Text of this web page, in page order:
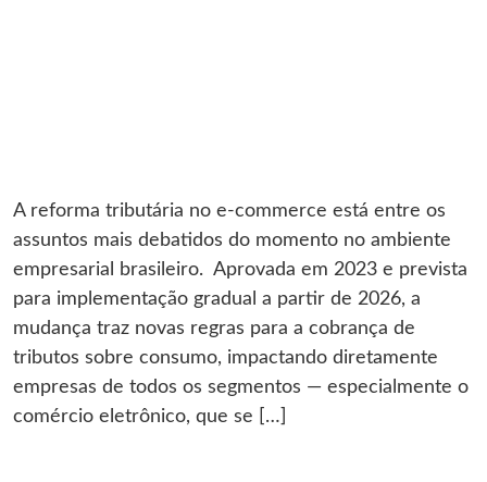
A reforma tributária no e-commerce está entre os
assuntos mais debatidos do momento no ambiente
empresarial brasileiro. Aprovada em 2023 e prevista
para implementação gradual a partir de 2026, a
mudança traz novas regras para a cobrança de
tributos sobre consumo, impactando diretamente
empresas de todos os segmentos — especialmente o
comércio eletrônico, que se […]